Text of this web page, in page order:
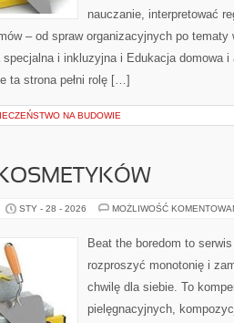
nauczanie, interpretować
– od spraw organizacyjnych po tematy
i inkluzyjna i Edukacja domowa i
ta strona pełni rolę […]
NA BUDOWIE
STY - 28 - 2026 MOŻLIWOŚĆ
Beat the boredom to
rozproszyć monotonię i
chwilę dla siebie. To
pielęgnacyjnych,